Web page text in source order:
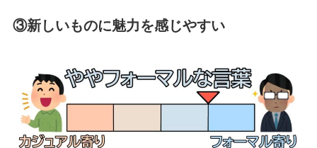
③新しいものに魅力を感じやすい